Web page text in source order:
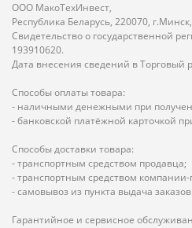
ООО МакоТехИнвест,
Республика Беларусь, 220070,
Свидетельство о государственной
193910620.
Дата внесения сведений в Торговый
Способы оплаты товара:
- наличными денежными при
- банковской платёжной карточкой
Способы доставки товара:
- транспортным средством продавца;
- транспортным средством компании-
- самовывоз из пункта выдача заказов.
Гарантийное и сервисное